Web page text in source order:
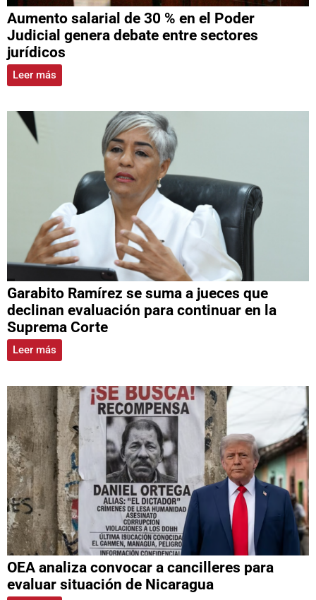
Aumento salarial de 30 % en el Poder
Judicial genera debate entre sectores
jurídicos
Leer más
Garabito Ramírez se suma a jueces que
declinan evaluación para continuar en la
Suprema Corte
Leer más
OEA analiza convocar a cancilleres para
evaluar situación de Nicaragua